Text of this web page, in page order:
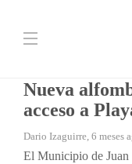
Nueva
acceso a
Dario Izaguirre, 6 meses
El Municipio de Juan